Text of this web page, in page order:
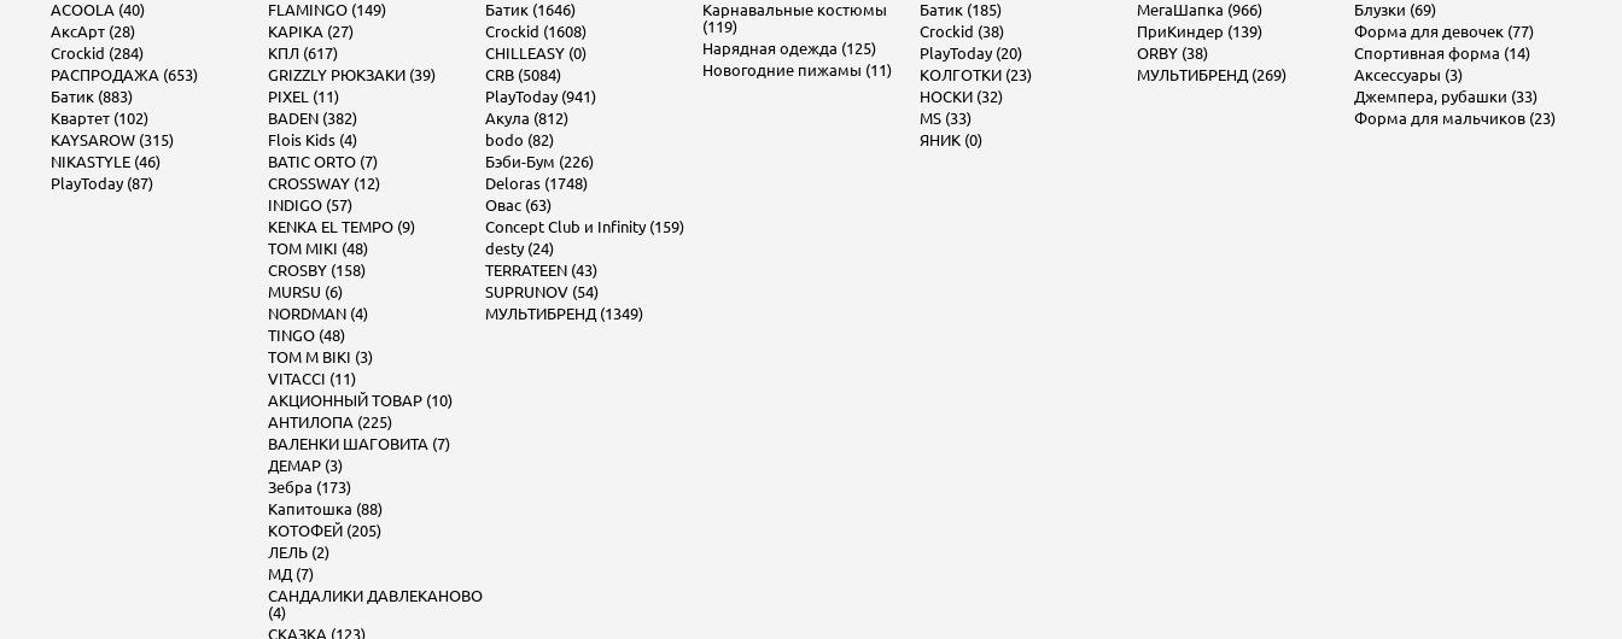
ACOOLA (40)
АксАрт (28)
Crockid (284)
РАСПРОДАЖА (653)
Батик (883)
Квартет (102)
KAYSAROW (315)
NIKASTYLE (46)
PlayToday (87)
FLAMINGO (149)
KAPIKA (27)
КПЛ (617)
GRIZZLY РЮКЗАКИ (39)
PIXEL (11)
BADEN (382)
Flois Kids (4)
BATIC ORTO (7)
CROSSWAY (12)
INDIGO (57)
KENKA EL TEMPO (9)
TOM MIKI (48)
CROSBY (158)
MURSU (6)
NORDMAN (4)
TINGO (48)
TOM M BIKI (3)
VITACCI (11)
АКЦИОННЫЙ ТОВАР (10)
АНТИЛОПА (225)
ВАЛЕНКИ ШАГОВИТА (7)
ДЕМАР (3)
Зебра (173)
Капитошка (88)
КОТОФЕЙ (205)
ЛЕЛЬ (2)
МД (7)
САНДАЛИКИ ДАВЛЕКАНОВО
(4)
СКАЗКА (123)
Батик (1646)
Crockid (1608)
CHILLEASY (0)
CRB (5084)
PlayToday (941)
Акула (812)
bodo (82)
Бэби-Бум (226)
Deloras (1748)
Овас (63)
Concept Club и Infinity (159)
desty (24)
TERRATEEN (43)
SUPRUNOV (54)
МУЛЬТИБРЕНД (1349)
Карнавальные костюмы
(119)
Нарядная одежда (125)
Новогодние пижамы (11)
Батик (185)
Crockid (38)
PlayToday (20)
КОЛГОТКИ (23)
НОСКИ (32)
MS (33)
ЯНИК (0)
МегаШапка (966)
ПриКиндер (139)
ORBY (38)
МУЛЬТИБРЕНД (269)
Блузки (69)
Форма для девочек (77)
Спортивная форма (14)
Аксессуары (3)
Джемпера, рубашки (33)
Форма для мальчиков (23)